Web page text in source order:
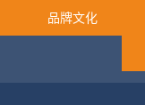
品牌文化